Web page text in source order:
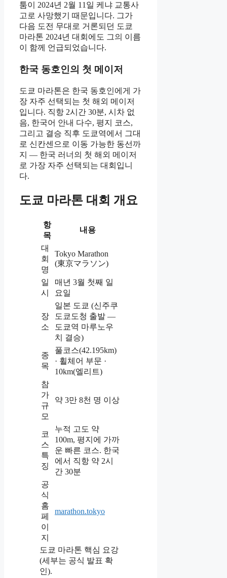
툼이 2024년 2월 11일 케냐 교통사
고로 사망했기 때문입니다. 그가
다음 도전 무대로 거론되던 도쿄
마라톤 2024년 대회에도 그의 이름
이 함께 언급되었습니다.
한국 동호인의 첫 메이저
도쿄 마라톤은 한국 동호인에게 가
장 자주 선택되는 첫 해외 메이저
입니다. 직항 2시간 30분, 시차 없
음, 한국어 안내 다수, 평지 코스,
그리고 결승 직후 도쿄역에서 그대
로 신칸센으로 이동 가능한 동선까
지 — 한국 러너의 첫 해외 메이저
로 가장 자주 선택되는 대회입니
다.
도쿄 마라톤 대회 개요
항
목
내용
대
회
명
Tokyo Marathon
(東京マラソン)
일
시
매년 3월 첫째 일
요일
장
소
일본 도쿄 (신주쿠
도쿄도청 출발 —
도쿄역 마루노우
치 결승)
종
목
풀코스(42.195km)
· 휠체어 부문 ·
10km(엘리트)
참
가
규
모
약 3만 8천 명 이상
코
스
특
징
누적 고도 약
100m, 평지에 가까
운 빠른 코스. 한국
에서 직항 약 2시
간 30분
공
식
홈
페
이
지
marathon.tokyo
도쿄 마라톤 핵심 요강
(세부는 공식 발표 확
인).